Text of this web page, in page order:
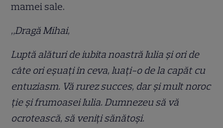
mamei sale.
„Dragă Mihai,
Luptă alături de iubita noastră Iulia și ori de
câte ori eșuați în ceva, luați-o de la capăt cu
entuziasm. Vă rurez succes, dar și mult noroc
ție și frumoasei Iulia. Dumnezeu să vă
ocrotească, să veniți sănătoși.